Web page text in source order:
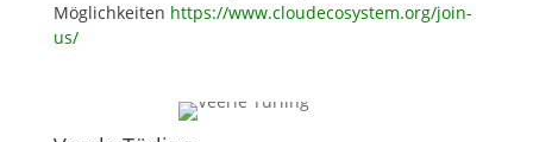
Möglichkeiten https://www.cloudecosystem.org/join-
us/